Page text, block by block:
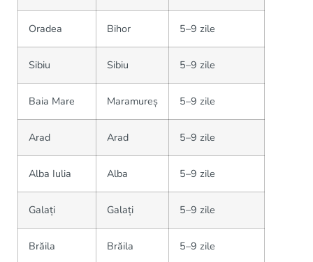
Oradea Bihor 5–9 zile
Sibiu Sibiu 5–9 zile
Baia Mare Maramureș 5–9 zile
Arad Arad 5–9 zile
Alba Iulia Alba 5–9 zile
Galați Galați 5–9 zile
Brăila Brăila 5–9 zile